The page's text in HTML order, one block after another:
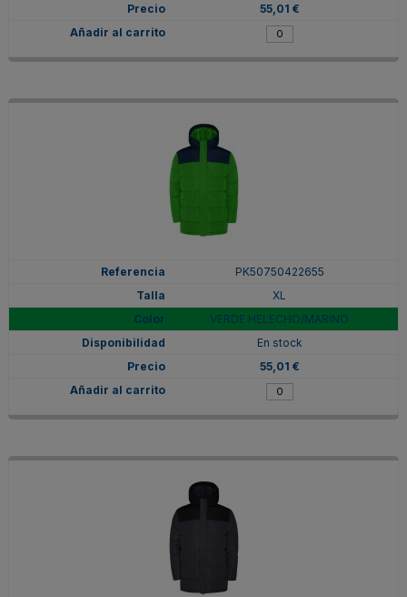
55,01 €
PK50750422655
XL
VERDE HELECHO/MARINO
En stock
55,01 €